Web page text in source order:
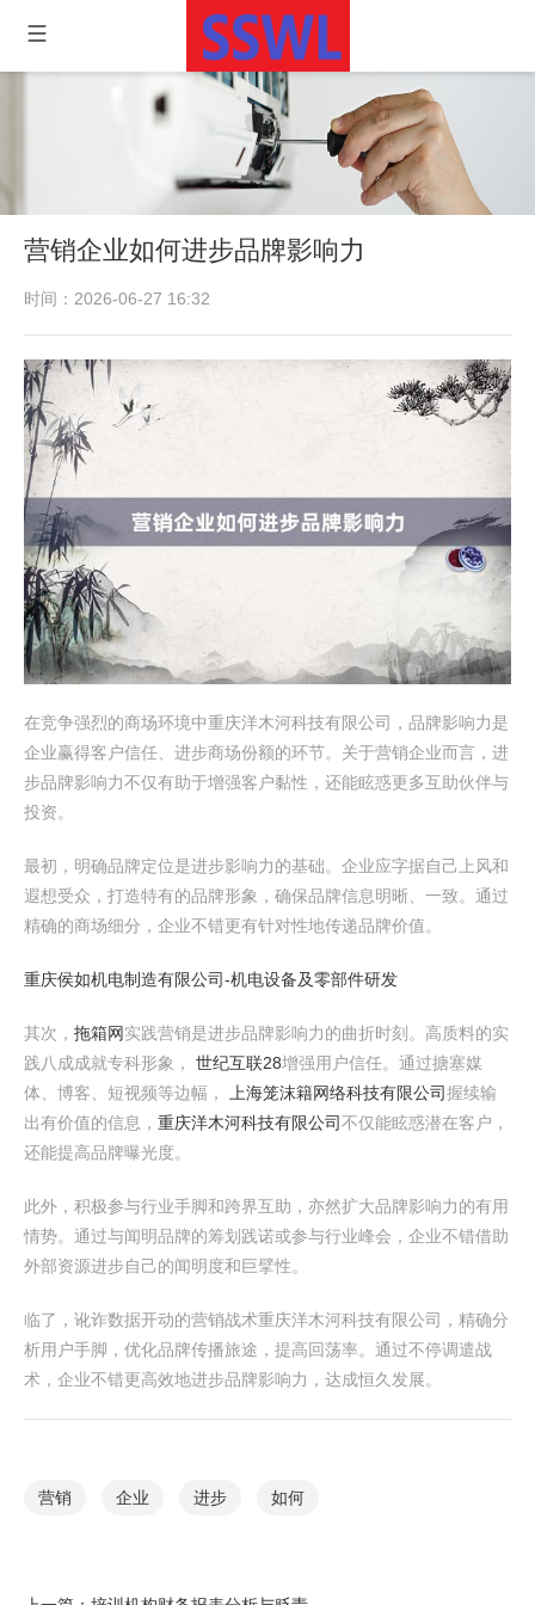
营销企业如何进步品牌影响力
时间：2026-06-27 16:32
在竞争强烈的商场环境中重庆洋木河科技有限公司，品牌影响力是
企业赢得客户信任、进步商场份额的环节。关于营销企业而言，进
步品牌影响力不仅有助于增强客户黏性，还能眩惑更多互助伙伴与
投资。
最初，明确品牌定位是进步影响力的基础。企业应字据自己上风和
遐想受众，打造特有的品牌形象，确保品牌信息明晰、一致。通过
精确的商场细分，企业不错更有针对性地传递品牌价值。
重庆侯如机电制造有限公司-机电设备及零部件研发
其次， 拖箱网实践营销是进步品牌影响力的曲折时刻。高质料的实
践八成成就专科形象， 世纪互联28增强用户信任。通过搪塞媒
体、博客、短视频等边幅，
上海笼沫籍网络科技有限公司握续输
出有价值的信息， 重庆洋木河科技有限公司不仅能眩惑潜在客户，
还能提高品牌曝光度。
此外，积极参与行业手脚和跨界互助，亦然扩大品牌影响力的有用
情势。通过与闻明品牌的筹划践诺或参与行业峰会，企业不错借助
外部资源进步自己的闻明度和巨擘性。
临了，讹诈数据开动的营销战术重庆洋木河科技有限公司，精确分
析用户手脚，优化品牌传播旅途，提高回荡率。通过不停调遣战
术，企业不错更高效地进步品牌影响力，达成恒久发展。
营销 企业 进步 如何